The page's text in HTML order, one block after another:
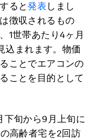
ると発表 しまし
徴収されるもの
1世帯あたり4ヶ月
込まれます。物価
ことでエアコンの
ことを目的として
下旬から9月上旬に
高齢者宅を2回訪